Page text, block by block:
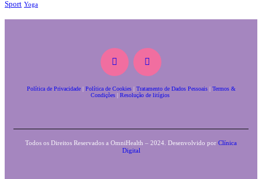
Sport Yoga
Política de Privacidade| Política de Cookies| Tratamento de Dados Pessoais| Termos &
Condições | Resolução de litígios
Todos os Direitos Reservados a OmniHealth – 2024. Desenvolvido por Clínica
Digital